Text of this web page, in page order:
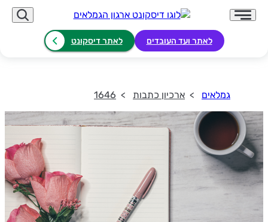
לאתר ועד העובדים לאתר דיסקונט
גמלאים ארכיון כתבות 1646